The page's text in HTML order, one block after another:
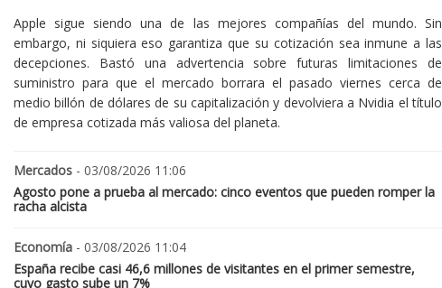
Apple sigue siendo una de las mejores compañías del mundo. Sin
embargo, ni siquiera eso garantiza que su cotización sea inmune a las
decepciones. Bastó una advertencia sobre futuras limitaciones de
suministro para que el mercado borrara el pasado viernes cerca de
medio billón de dólares de su capitalización y devolviera a Nvidia el título
de empresa cotizada más valiosa del planeta.
Mercados - 03/08/2026 11:06
Agosto pone a prueba al mercado: cinco eventos que pueden romper la
racha alcista
Economía - 03/08/2026 11:04
España recibe casi 46,6 millones de visitantes en el primer semestre,
cuyo gasto sube un 7%